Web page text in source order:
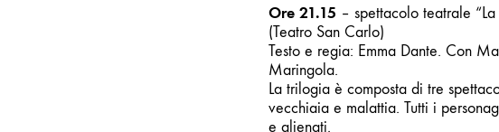
Ore 21.15 – spettacolo teatrale “
(Teatro San Carlo)
Testo e regia: Emma Dante. Con
Maringola.
La trilogia è composta di tre
vecchiaia e malattia. Tutti i
e alienati.